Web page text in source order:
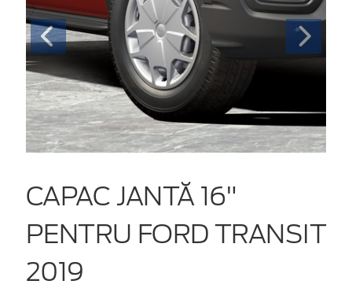
CAPAC JANTĂ 16"
PENTRU FORD TRANSIT
2019